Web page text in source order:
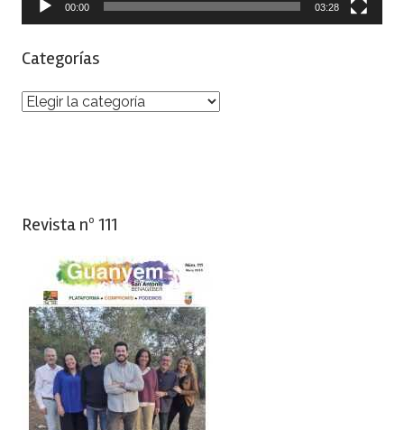
00:00 03:28
Categorías
Categorías
Revista nº 111